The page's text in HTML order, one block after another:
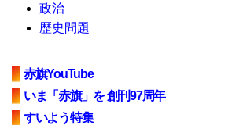
政治
歴史問題
赤旗YouTube
いま「赤旗」を 創刊97周年
すいよう特集